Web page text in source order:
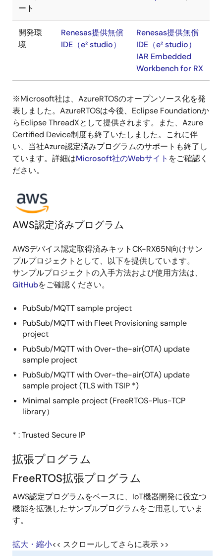
ート
開発環
境
Renesas提供無償
IDE（e² studio）
Renesas提供無償
IDE（e² studio）
IAR Embedded
Workbench for RX
※Microsoft社は、AzureRTOSのオープンソース化を発
表しました。AzureRTOSは今後、Eclipse Foundationか
らEclipse ThreadXとして提供されます。また、Azure
Certified Device制度も終了いたしました。これに伴
い、当社Azure認定済みプログラムのサポートも終了し
ています。詳細はMicrosoft社のWebサイト をご確認く
ださい。
画
像
AWS認定済みプログラム
AWSデバイス認定取得済みキットCK-RX65N向けサン
プルプロジェクトとして、以下を提供しています。
サンプルプロジェクトの入手方法および使用方法は、
GitHubをご確認ください。
PubSub/MQTT sample project
PubSub/MQTT with Fleet Provisioning sample
project
PubSub/MQTT with Over-the-air(OTA) update
sample project
PubSub/MQTT with Over-the-air(OTA) update
sample project (TLS with TSIP *)
Minimal sample project (FreeRTOS-Plus-TCP
library）
* : Trusted Secure IP
拡張プログラム
FreeRTOS拡張プログラム
AWS認定プログラムをベースに、IoT機器開発に役立つ
機能を拡張したサンプルプログラムをご用意していま
す。
拡大・縮小<< スクロールしてさらに表示 >>